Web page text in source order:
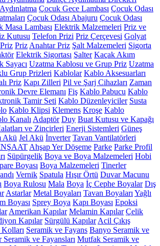
Çocuk Gece Lambası Çocuk Odası
Çocuk Odası Abajuru Çocuk Odası
Masa Lambası Elektrik Malzemeleri Priz ve
Kutusu Telefon Prizi Priz Çerçevesi Golyat
Priz Anahtar Priz Şalt Malzemeleri Sigorta
Elektrik Sigortası Şalter Kaçak Akım
Sayacı Uzatma Kablosu ve Grup Priz Uzatma
Grup Prizleri Kablolar Kablo Aksesuarları
Priz Kapı Zilleri Pil ve Şarj Cihazları Zaman
Devre Elemanı Fiş Kablo Pabucu Kablo
Tamir Seti Kablo Düzenleyiciler Susta
Kablo Klipsi Klemens Kroşe Kablo
Kanalı Adaptör Duy Buat Kutusu ve Kapağı
ve Zincirleri Enerji Sistemleri Güneş
Akü Jel Akü İnverter Tavan Vantilatörleri
Ahşap Yer Döşeme Parke Parke Profil
Süpürgelik Boya ve Boya Malzemeleri Hobi
Boyası Boya Malzemeleri Tinerler
Vernik Spatula Hışır Örtü Duvar Macunu
Boya Rulosu Mala Boya İç Cephe Boyalar Dış
Astarlar Metal Boyaları Tavan Boyaları Yağlı
Boyası Sprey Boya Kapı Boyası Epoksi
Amerikan Kapılar Melamin Kapılar Çelik
Kapılar Sürgülü Kapılar Acil Çıkış
Kolları Seramik ve Fayans Banyo Seramik ve
Seramik ve Fayansları Mutfak Seramik ve